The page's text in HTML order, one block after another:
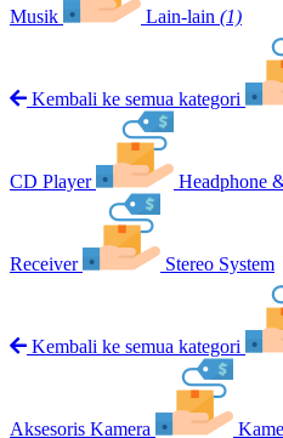
Musik Lain-lain (1)
Kembali ke semua kategori
CD Player Headphone
Receiver Stereo System
Kembali ke semua kategori
Aksesoris Kamera